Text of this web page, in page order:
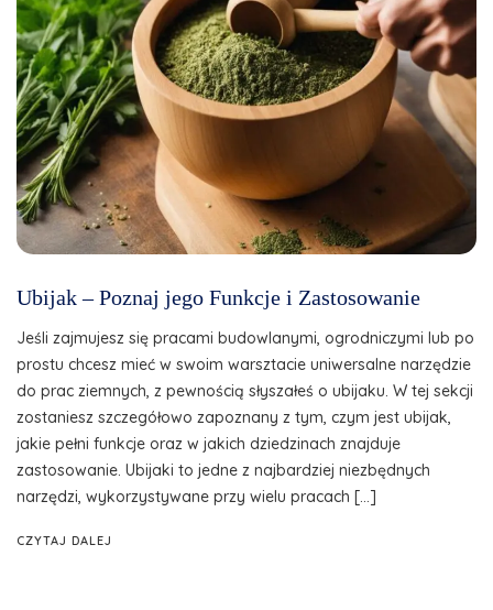
Ubijak – Poznaj jego Funkcje i Zastosowanie
Jeśli zajmujesz się pracami budowlanymi, ogrodniczymi lub po
prostu chcesz mieć w swoim warsztacie uniwersalne narzędzie
do prac ziemnych, z pewnością słyszałeś o ubijaku. W tej sekcji
zostaniesz szczegółowo zapoznany z tym, czym jest ubijak,
jakie pełni funkcje oraz w jakich dziedzinach znajduje
zastosowanie. Ubijaki to jedne z najbardziej niezbędnych
narzędzi, wykorzystywane przy wielu pracach […]
CZYTAJ DALEJ